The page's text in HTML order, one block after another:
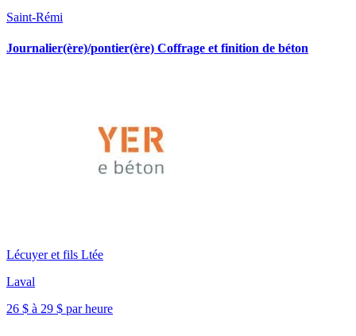
Saint-Rémi
Journalier(ère)/pontier(ère) Coffrage et finition de béton
Lécuyer et fils Ltée
Laval
26 $ à 29 $ par heure